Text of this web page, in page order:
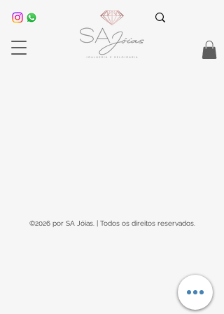
©2026 por SA Jóias. | Todos os direitos reservados.